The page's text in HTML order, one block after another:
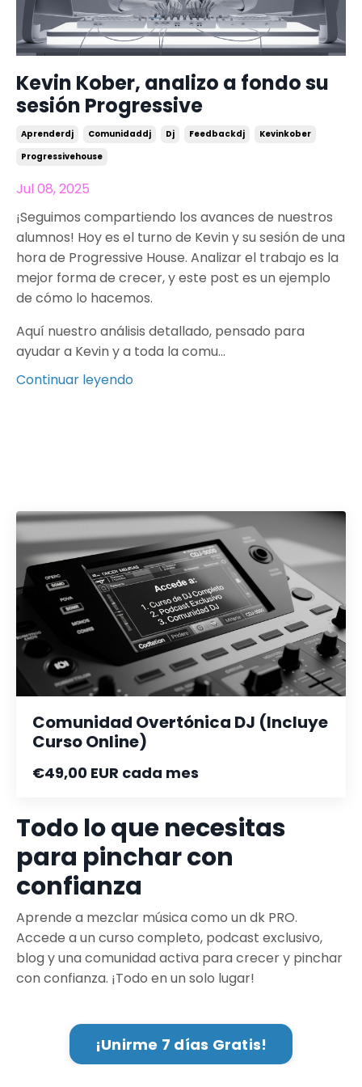
Kevin Kober, analizo a fondo su
sesión Progressive
Aprenderdj Comunidaddj Dj Feedbackdj
Kevinkober
Progressivehouse
Jul 08, 2025
¡Seguimos compartiendo los avances de nuestros
alumnos! Hoy es el turno de Kevin y su sesión de una
hora de Progressive House. Analizar el trabajo es la
mejor forma de crecer, y este post es un ejemplo
de cómo lo hacemos.
Aquí nuestro análisis detallado, pensado para
ayudar a Kevin y a toda la comu...
Continuar leyendo
Comunidad Overtónica DJ (Incluye
Curso Online)
€49,00 EUR cada mes
Todo lo que necesitas
para pinchar con
confianza
Aprende a mezclar música como un dk PRO.
Accede a un curso completo, podcast exclusivo,
blog y una comunidad activa para crecer y pinchar
con confianza. ¡Todo en un solo lugar!
¡Unirme 7 días Gratis!